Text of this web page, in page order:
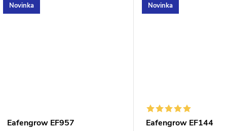
Novinka
Eafengrow EF957
Novinka
Eafengrow EF144